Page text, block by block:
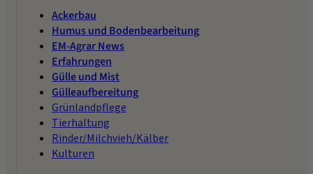
Ackerbau
Humus und Bodenbearbeitung
EM-Agrar News
Erfahrungen
Gülle und Mist
Gülleaufbereitung
Grünlandpflege
Tierhaltung
Rinder/Milchvieh/Kälber
Kulturen